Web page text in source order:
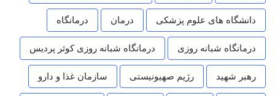
دانشگاه های علوم پزشکی درمان درمانگاه
درمانگاه شبانه روزی درمانگاه شبانه روزی کوثر پردیس
رهبر شهید رژیم صهیونیستی سازمان غذا و دارو